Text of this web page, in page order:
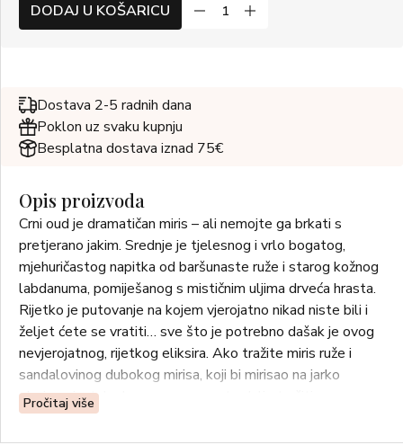
DODAJ U KOŠARICU
Dostava 2-5 radnih dana
Poklon uz svaku kupnju
Besplatna dostava iznad 75€
Opis proizvoda
Crni oud je dramatičan miris – ali nemojte ga brkati s
pretjerano jakim. Srednje je tjelesnog i vrlo bogatog,
mjehuričastog napitka od baršunaste ruže i starog kožnog
labdanuma, pomiješanog s mističnim uljima drveća hrasta.
Rijetko je putovanje na kojem vjerojatno nikad niste bili i
željet ćete se vratiti… sve što je potrebno dašak je ovog
nevjerojatnog, rijetkog eliksira. Ako tražite miris ruže i
sandalovinog dubokog mirisa, koji bi mirisao na jarko
obojene jastuke harema, ne morate dalje tražiti.
Pročitaj više